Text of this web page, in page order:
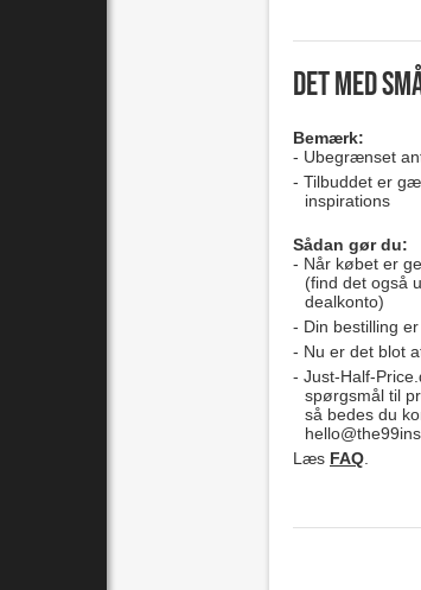
Det med
Bemærk:
Ubegrænset
Tilbuddet er
inspirations
Sådan gør du:
Når købet er
(find det også
dealkonto)
Din bestilling
Nu er det blot
Just-Half-
spørgsmål til
så bedes du
Læs FAQ